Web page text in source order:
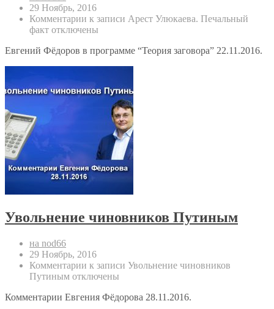
29 Ноябрь, 2016
Комментарии к записи Арест Улюкаева. Печальный
факт отключены
Евгений Фёдоров в программе “Теория заговора” 22.11.2016.
Увольнение чиновников Путиным
на nod66
29 Ноябрь, 2016
Комментарии к записи Увольнение чиновников
Путиным отключены
Комментарии Евгения Фёдорова 28.11.2016.